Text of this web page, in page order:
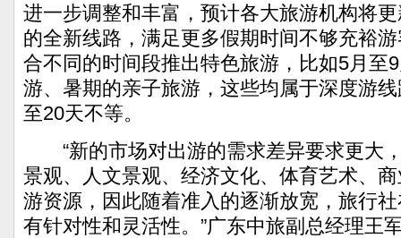
进一步调整和丰富，预计各大旅游机构将
的全新线路，满足更多假期时间不够充裕
合不同的时间段推出特色旅游，比如5月至
游、暑期的亲子旅游，这些均属于深度游
至20天不等。
“新的市场对出游的需求差异要求更大
景观、人文景观、经济文化、体育艺术、
游资源，因此随着准入的逐渐放宽，旅行
有针对性和灵活性。”广东中旅副总经理王